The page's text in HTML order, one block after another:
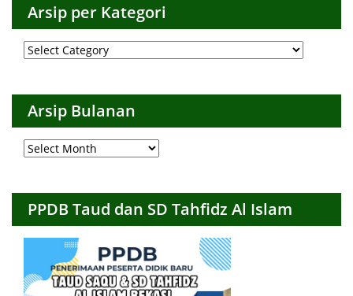
Arsip per Kategori
Arsip
per
Arsip Bulanan
Arsip
Bulanan
PPDB Taud dan SD Tahfidz Al Islam